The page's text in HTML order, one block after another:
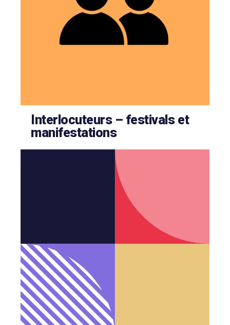
Interlocuteurs – festivals et
manifestations